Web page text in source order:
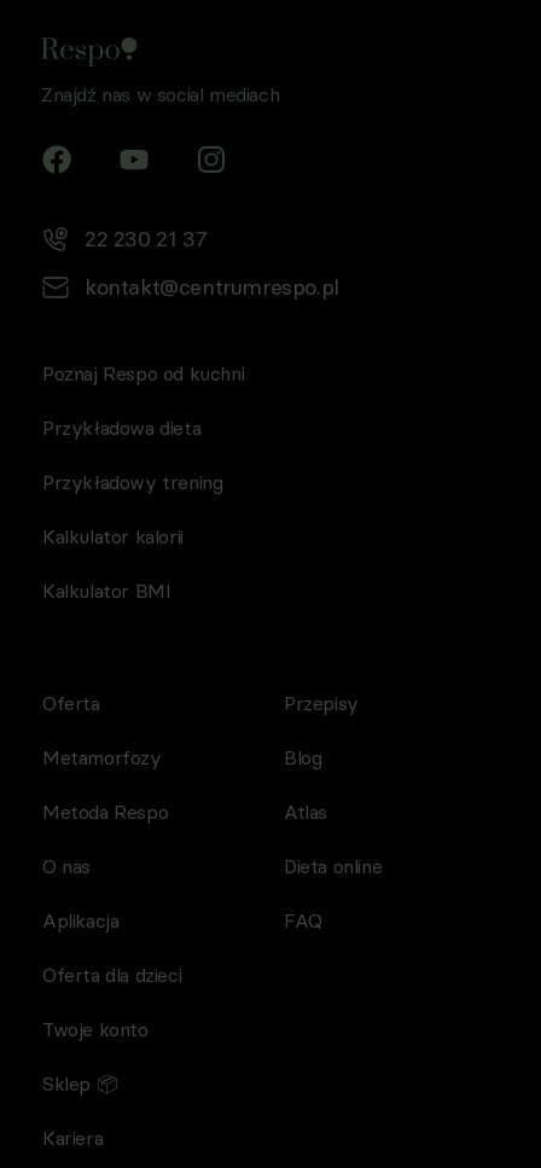
Znajdź nas w social mediach
22 230 21 37
kontakt@centrumrespo.pl
Poznaj Respo od kuchni
Przykładowa dieta
Przykładowy trening
Kalkulator kalorii
Kalkulator BMI
Oferta
Metamorfozy
Metoda Respo
O nas
Aplikacja
Przepisy
Blog
Atlas
Dieta online
FAQ
Oferta dla dzieci
Twoje konto
Sklep 📦
Kariera